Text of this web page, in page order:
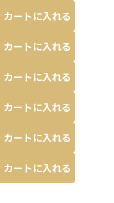
カートに入れる
カートに入れる
カートに入れる
カートに入れる
カートに入れる
カートに入れる